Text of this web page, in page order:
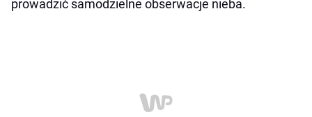
prowadzić samodzielne obserwacje nieba.